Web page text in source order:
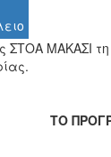
ΜΑΚΑΣΙ
ΤΟ